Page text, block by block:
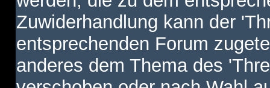
Zuwiderhandlung kann der
entsprechenden Forum
anderes dem Thema des